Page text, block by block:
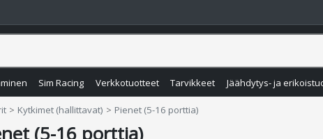
Sim Racing Verkkotuotteet Tarvikkeet Jäähdytys- ja
Kytkimet (hallittavat) Pienet (5-16 porttia)
(5-16 porttia)